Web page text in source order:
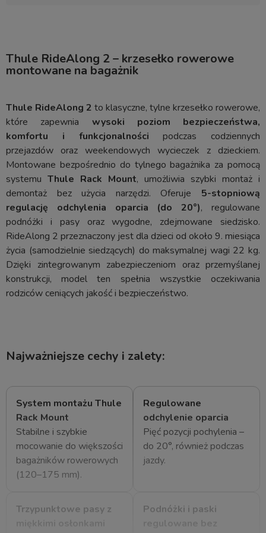
Thule RideAlong 2 – krzesełko rowerowe
montowane na bagażnik
Thule RideAlong 2 to klasyczne, tylne krzesełko rowerowe,
które zapewnia wysoki poziom bezpieczeństwa,
komfortu i funkcjonalności podczas codziennych
przejazdów oraz weekendowych wycieczek z dzieckiem.
Montowane bezpośrednio do tylnego bagażnika za pomocą
systemu Thule Rack Mount, umożliwia szybki montaż i
demontaż bez użycia narzędzi. Oferuje 5-stopniową
regulację odchylenia oparcia (do 20°), regulowane
podnóżki i pasy oraz wygodne, zdejmowane siedzisko.
RideAlong 2 przeznaczony jest dla dzieci od około 9. miesiąca
życia (samodzielnie siedzących) do maksymalnej wagi 22 kg.
Dzięki zintegrowanym zabezpieczeniom oraz przemyślanej
konstrukcji, model ten spełnia wszystkie oczekiwania
rodziców ceniących jakość i bezpieczeństwo.
Najważniejsze cechy i zalety:
System montażu Thule
Rack Mount
Stabilne i szybkie
mocowanie do większości
bagażników rowerowych
(120–175 mm).
Regulowane
odchylenie oparcia
Pięć pozycji pochylenia –
do 20°, również podczas
jazdy.
Trzypunktowe pasy z
Podnóżki i paski